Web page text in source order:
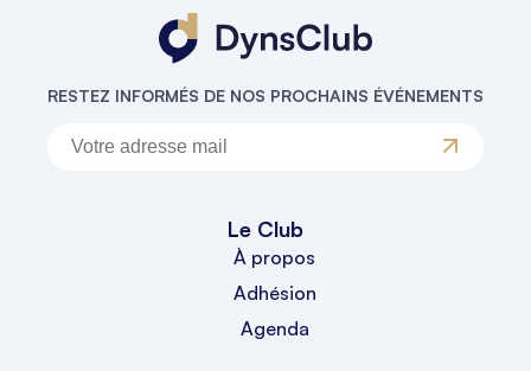
RESTEZ INFORMÉS DE NOS PROCHAINS ÉVÉNEMENTS
Le Club
À propos
Adhésion
Agenda